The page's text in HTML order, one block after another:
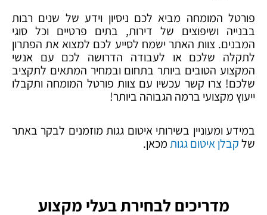
פורטל המומחה מביא לכם ניסיון וידע של שנים רבות
בבנייה ושיפוצים של דירות, בתים פרטיים וכל סוגי
המבנים. צוות האתר ישמח לסייע לכם למצוא את הפתרון
לתקלה שלכם או לעבודה הדרושה לכם עם אנשי
המקצוע הטובים ביותר בתחום ובמחיר המתאים לתקציב
שלכם! צרו קשר עכשיו עם צוות פורטל המומחה ותקבלו
ייעוץ מקצועי ברמה הגבוהה ביותר!
במידע ומעוניין בשירותי איטום גגות מוזמנים לבקר באתר
שלקבלן איטום גגותמכאן.
מדריכים לבחירת בעלי מקצוע